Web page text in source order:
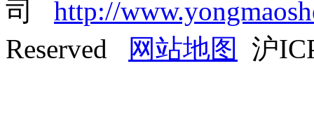
司 http://
Reserved
网站地图 沪